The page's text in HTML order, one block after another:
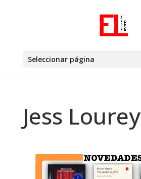
Seleccionar página
Jess Lourey